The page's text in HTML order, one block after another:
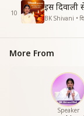
10
इस दिवाली से
BK Shivani •
More From
Speaker